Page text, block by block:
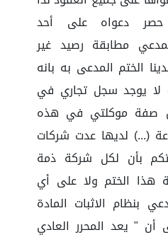
دعواه على أحد
مطابقة رصيد غير
الختم المدعى به بانه
لا يوجد سجل تجاري في
صفة موكلتي في هذه
(...) لديها عدت شركات
بأن لكل شركة ذمة
هذا الختم ولا على أي
بنظام الاثبات المادة
أن " يعد المحرر العادي